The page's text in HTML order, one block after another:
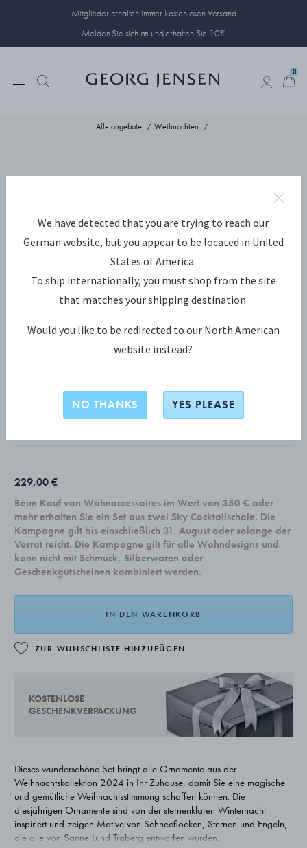
Mitglieder erhalten immer kostenlosen Versand
Melden Sie sich an und erhalten Sie 10%
0
Alle angebote Weihnachten
Geschenkset 2024, 8-teilig
229,00 €
Beim Kauf von Wohnaccessoires im Wert von 350 € oder
mehr erhalten Sie ein Set aus zwei Sky Cocktailschale. Die
Kampagne gilt bis einschließlich 31. August oder solange der
Vorrat reicht. Die Kampagne gilt für alle Wohndesigns und
kann nicht mit Schmuck, Silberwaren oder
Geschenkgutscheinen kombiniert werden.
IN DEN WARENKORB
ZUR WUNSCHLISTE HINZUFÜGEN
KOSTENLOSE
GESCHENKVERPACKUNG
Dieses wunderschöne Set bringt alle Ornamente aus der
Weihnachtskollektion 2024 in Ihr Zuhause, damit Sie eine magische
und gemütliche Weihnachtsstimmung schaffen können. Die
diesjährigen Ornamente sind von der sternenklaren Winternacht
inspiriert und zeigen Motive von Schneeflocken, Sternen und Engeln,
die alle von Sanne Lund Traberg entworfen wurden.
We have detected that you are trying to reach our
German website, but you appear to be located in United
States of America.
To ship internationally, you must shop from the site
that matches your shipping destination.
Would you like to be redirected to our North American
website instead?
NO THANKS YES PLEASE